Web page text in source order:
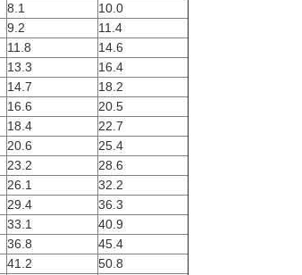
8.1
10.0
9.2
11.4
11.8
14.6
13.3
16.4
14.7
18.2
16.6
20.5
18.4
22.7
20.6
25.4
23.2
28.6
26.1
32.2
29.4
36.3
33.1
40.9
36.8
45.4
41.2 50.8